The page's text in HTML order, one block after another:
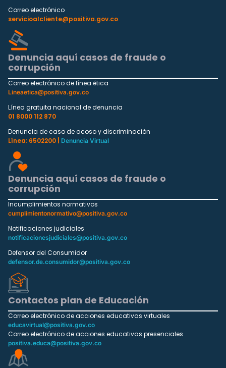
Correo electrónico
servicioalcliente@positiva.gov.co
Denuncia aquí casos de fraude o
corrupción
Correo electrónico de línea ética
Lineaetica@positiva.gov.co
Línea gratuita nacional de denuncia
01 8000 112 870
Denuncia de caso de acoso y discriminación
Línea: 6502200 |
Denuncia Virtual
Denuncia aquí casos de fraude o
corrupción
Incumplimientos normativos
cumplimientonormativo@positiva.gov.co
Notificaciones judiciales
notificacionesjudiciales@positiva.gov.co
Defensor del Consumidor
defensor.de.consumidor@positiva.gov.co
Contactos plan de Educación
Correo electrónico de acciones educativas virtuales
educavirtual@positiva.gov.co
Correo electrónico de acciones educativas presenciales
positiva.educa@positiva.gov.co